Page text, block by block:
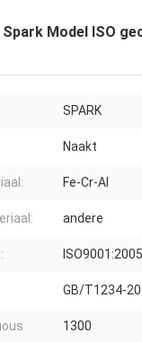
Model ISO
SPARK
Naakt
Fe-Cr-Al
andere
ISO9001:2005
GB/T1234-
1300